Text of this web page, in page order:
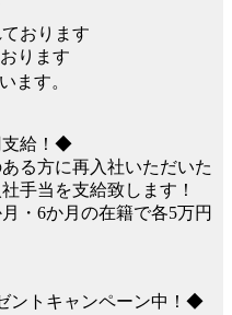
おります
ります
ます。
支給！◆
る方に再入社いただいた
手当を支給致します！
・6か月の在籍で各5万円
ントキャンペーン中！◆